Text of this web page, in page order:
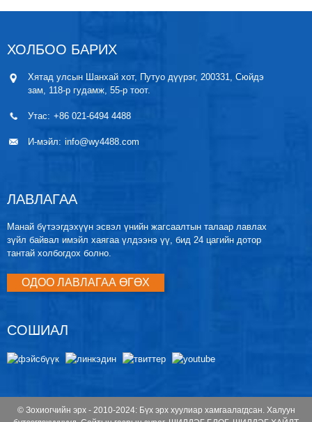
ХОЛБОО БАРИХ
Хятад улсын Шанхай хот, Путуо дүүрэг, 200331, Сюйдэ
зам, 118-р гудамж, 55-р тоот.
Утас: +86 021-6494 4488
И-мэйл: info@wy4488.com
ЛАВЛАГАА
Манай бүтээгдэхүүн эсвэл үнийн жагсаалтын талаар лавлах
зүйл байвал имэйл хаягаа үлдээнэ үү, бид 24 цагийн дотор
тантай холбогдох болно.
ОДОО ЛАВЛАГАА ӨГӨХ
СОШИАЛ
© Зохиогчийн эрх - 2010-2024: Бүх эрх хуулиар хамгаалагдсан. Халуун